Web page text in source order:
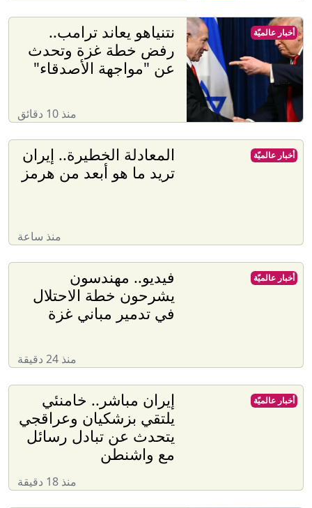
نتنياهو يعاند ترامب..
رفض خطة غزة وتحدث
عن "مواجهة الأصدقاء"
منذ 10 دقائق
أخبار عالميّة
المعادلة الخطيرة.. إيران
تريد ما هو أبعد من هرمز
منذ ساعة
أخبار عالميّة
فيديو.. مهندسون
يشرحون خطة الاحتلال
في تدمير مباني غزة
منذ 24 دقيقة
أخبار عالميّة
إيران مباشر.. خامنئي
يلتقي بزشكيان وعراقجي
يتحدث عن تبادل رسائل
مع واشنطن
منذ 18 دقيقة
أخبار عالميّة